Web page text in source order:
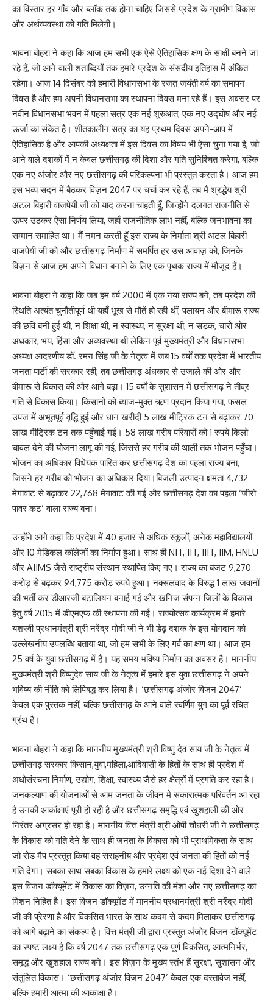
का विस्तार हर गाँव और ब्लॉक तक होना चाहिए जिससे प्रदेश के ग्रामीण विकास
और अर्थव्यवस्था को गति मिलेगी।
भावना बोहरा ने कहा कि आज हम सभी एक ऐसे ऐतिहासिक क्षण के साक्षी बनने जा
रहे हैं, जो आने वाली शताब्दियों तक हमारे प्रदेश के संसदीय इतिहास में अंकित
रहेगा। आज 14 दिसंबर को हमारी विधानसभा के रजत जयंती वर्ष का समापन
दिवस है और हम अपनी विधानसभा का स्थापना दिवस मना रहे हैं। इस अवसर पर
नवीन विधानसभा भवन में पहला सत्र एक नई शुरुआत, एक नए उद्घोष और नई
ऊर्जा का संकेत है। शीतकालीन सत्र का यह प्रथम दिवस अपने-आप में
ऐतिहासिक है और आपकी अध्यक्षता में इस दिवस का विषय भी ऐसा चुना गया है, जो
आने वाले दशकों में न केवल छत्तीसगढ़ की दिशा और गति सुनिश्चित करेगा, बल्कि
एक नए अंजोर और नए छत्तीसगढ़ की परिकल्पना भी प्रस्तुत करता है। आज हम
इस भव्य सदन में बैठकर विज़न 2047 पर चर्चा कर रहे हैं, तब मैं श्रद्धेय श्री
अटल बिहारी वाजपेयी जी को याद करना चाहती हूँ, जिन्होंने दलगत राजनीति से
ऊपर उठकर ऐसा निर्णय लिया, जहाँ राजनीतिक लाभ नहीं, बल्कि जनभावना का
सम्मान समाहित था। मैं नमन करती हूँ इस राज्य के निर्माता श्री अटल बिहारी
वाजपेयी जी को और छत्तीसगढ़ निर्माण में समर्पित हर उस आवाज़ को, जिनके
विज़न से आज हम अपने विधान बनाने के लिए एक पृथक राज्य में मौजूद हैं।
भावना बोहरा ने कहा कि जब हम वर्ष 2000 में एक नया राज्य बने, तब प्रदेश की
स्थिति अत्यंत चुनौतीपूर्ण थी यहाँ भूख से मौतें हो रही थीं, पलायन और बीमारू राज्य
की छवि बनी हुई थी, न शिक्षा थी, न स्वास्थ्य, न सुरक्षा थी, न सड़क, चारों ओर
अंधकार, भय, हिंसा और अव्यवस्था थी लेकिन पूर्व मुख्यमंत्री और विधानसभा
अध्यक्ष आदरणीय डॉ. रमन सिंह जी के नेतृत्व में जब 15 वर्षों तक प्रदेश में भारतीय
जनता पार्टी की सरकार रही, तब छत्तीसगढ़ अंधकार से उजाले की ओर और
बीमारू से विकास की ओर आगे बढ़ा। 15 वर्षों के सुशासन में छत्तीसगढ़ ने तीव्र
गति से विकास किया। किसानों को ब्याज-मुक्त ऋण प्रदान किया गया, फसल
उपज में अभूतपूर्व वृद्धि हुई और धान खरीदी 5 लाख मीट्रिक टन से बढ़ाकर 70
लाख मीट्रिक टन तक पहुँचाई गई। 58 लाख गरीब परिवारों को 1 रुपये किलो
चावल देने की योजना लागू की गई, जिससे हर गरीब की थाली तक भोजन पहुँचा।
भोजन का अधिकार विधेयक पारित कर छत्तीसगढ़ देश का पहला राज्य बना,
जिसने हर गरीब को भोजन का अधिकार दिया।बिजली उत्पादन क्षमता 4,732
मेगावाट से बढ़ाकर 22,768 मेगावाट की गई और छत्तीसगढ़ देश का पहला ‘जीरो
पावर कट’ वाला राज्य बना।
उन्होंने आगे कहा कि प्रदेश में 40 हजार से अधिक स्कूलों, अनेक महाविद्यालयों
और 10 मेडिकल कॉलेजों का निर्माण हुआ। साथ ही NIT, IIT, IIIT, IIM, HNLU
और AIIMS जैसे राष्ट्रीय संस्थान स्थापित किए गए। राज्य का बजट 9,270
करोड़ से बढ़कर 94,775 करोड़ रुपये हुआ। नक्सलवाद के विरुद्ध 1 लाख जवानों
की भर्ती कर डीआरजी बटालियन बनाई गई और खनिज संपन्न जिलों के विकास
हेतु वर्ष 2015 में डीएमएफ की स्थापना की गई। राज्योत्सव कार्यक्रम में हमारे
यशस्वी प्रधानमंत्री श्री नरेंद्र मोदी जी ने भी डेढ़ दशक के इस योगदान को
उल्लेखनीय उपलब्धि बताया था, जो हम सभी के लिए गर्व का क्षण था। आज हम
25 वर्ष के युवा छत्तीसगढ़ में हैं। यह समय भविष्य निर्माण का अवसर है। माननीय
मुख्यमंत्री श्री विष्णुदेव साय जी के नेतृत्व में हमारे इस युवा छत्तीसगढ़ ने अपने
भविष्य की नीति को लिपिबद्ध कर लिया है। ‘छत्तीसगढ़ अंजोर विज़न 2047’
केवल एक पुस्तक नहीं, बल्कि छत्तीसगढ़ के आने वाले स्वर्णिम युग का पूर्व रचित
ग्रंथ है।
भावना बोहरा ने कहा कि माननीय मुख्यमंत्री श्री विष्णु देव साय जी के नेतृत्व में
छत्तीसगढ़ सरकार किसान,युवा,महिला,आदिवासी के हितों के साथ ही प्रदेश में
अधोसंरचना निर्माण, उद्योग, शिक्षा, स्वास्थ्य जैसे हर क्षेत्रों में प्रगति कर रहा है।
जनकल्याण की योजनाओं से आम जनता के जीवन मे सकारात्मक परिवर्तन आ रहा
है उनकी आकांक्षाएं पूरी हो रही है और छत्तीसगढ़ समृद्धि एवं खुशहाली की ओर
निरंतर अग्रसर हो रहा है। माननीय वित्त मंत्री श्री ओपी चौधरी जी ने छत्तीसगढ़
के विकास को गति देने के साथ ही जनता के विकास को भी प्राथमिकता के साथ
जो रोड मैप प्रस्तुत किया वह सराहनीय और प्रदेश एवं जनता की हितों को नई
गति देगा। सबका साथ सबका विकास के हमारे लक्ष्य को एक नई दिशा देने वाले
इस विजन डॉक्यूमेंट में विकास का विज़न, उन्नति की मंशा और नए छत्तीसगढ़ का
मिशन निहित है। इस विज़न डॉक्यूमेंट में माननीय प्रधानमंत्री श्री नरेंद्र मोदी
जी की प्रेरणा है और विकसित भारत के साथ कदम से कदम मिलाकर छत्तीसगढ़
को आगे बढ़ाने का संकल्प है। वित्त मंत्री जी द्वारा प्रस्तुत अंजोर विजन डॉक्यूमेंट
का स्पष्ट लक्ष्य है कि वर्ष 2047 तक छत्तीसगढ़ एक पूर्ण विकसित, आत्मनिर्भर,
समृद्ध और खुशहाल राज्य बने। इस विज़न के मुख्य स्तंभ हैं सुरक्षा, सुशासन और
संतुलित विकास। ‘छत्तीसगढ़ अंजोर विज़न 2047’ केवल एक दस्तावेज नहीं,
बल्कि हमारी आत्मा की आकांक्षा है।